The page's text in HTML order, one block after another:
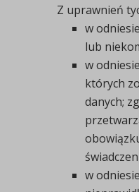
Z uprawnień
w
lub
w
których
danych;
w